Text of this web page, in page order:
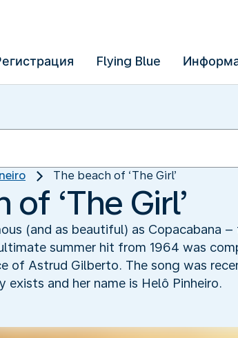
Flying Blue
The beach of ‘The Girl’
‘The Girl’
(and as beautiful) as Copacabana
summer hit from 1964 was
of Astrud Gilberto. The song was
exists and her name is Helô Pinheiro.